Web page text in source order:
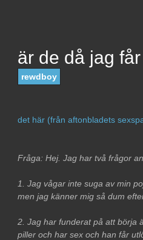
är de då jag
rewdboy
det här (från aftonbladets
Fråga: Hej. Jag har två frågor
1. Jag vågar inte suga av min
men jag känner mig så dum
2. Jag har funderat på att börja
piller och har sex och han får